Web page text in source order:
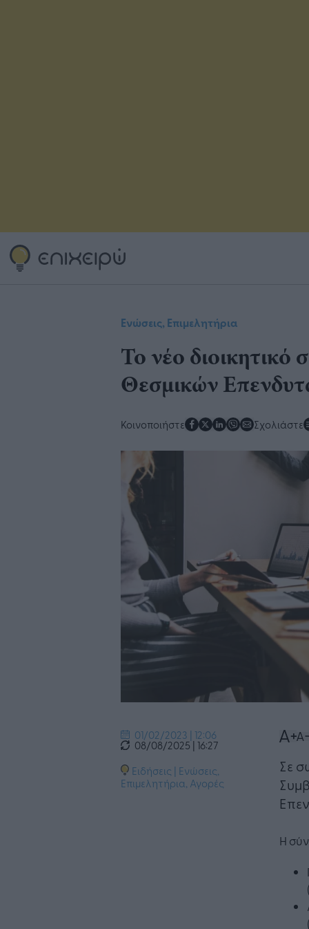
Ενώσεις, Επιμελητήρια
Το νέο
Θεσμικών
Κοινοποιήστε Σχολιάστε
01/02/2023 | 12:06
08/08/2025 | 16:27
Ειδήσεις | Ενώσεις,
Επιμελητήρια, Αγορές
Σε
Η